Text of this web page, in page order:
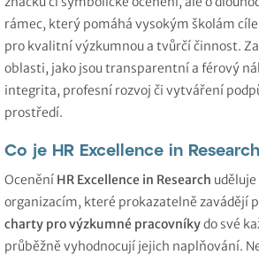
rámec, který pomáhá vysokým školám
pro kvalitní výzkumnou a tvůrčí činnost.
oblasti, jako jsou transparentní a férový
integrita, profesní rozvoj či vytváření
prostředí.
Co je HR Excellence in
Ocenění HR Excellence in Research
organizacím, které prokazatelně zavádějí
charty pro výzkumné pracovníkydo své
průběžně vyhodnocují jejich naplňování.